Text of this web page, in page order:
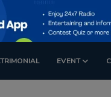
EVENT